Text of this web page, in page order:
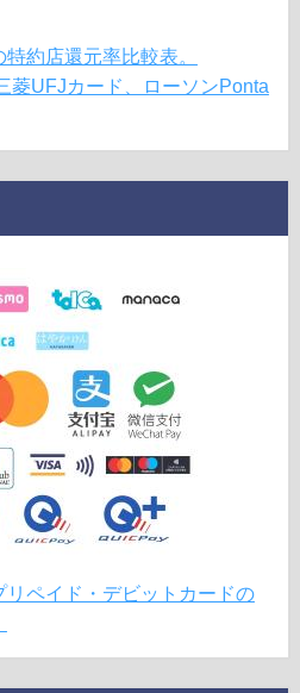
約店還元率比較表。
菱UFJカード、ローソンPonta
ペイド・デビットカードの